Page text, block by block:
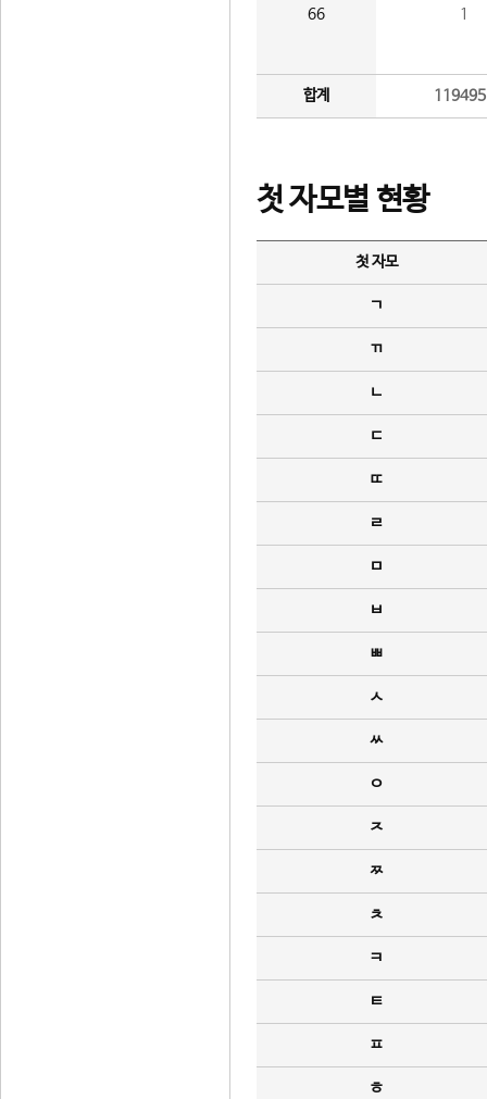
66 1
합계
첫 자모별 현황
첫 자모
ㄱ
ㄲ
ㄴ
ㄷ
ㄸ
ㄹ
ㅁ
ㅂ
ㅃ
ㅅ
ㅆ
ㅇ
ㅈ
ㅉ
ㅊ
ㅋ
ㅌ
ㅍ
ㅎ